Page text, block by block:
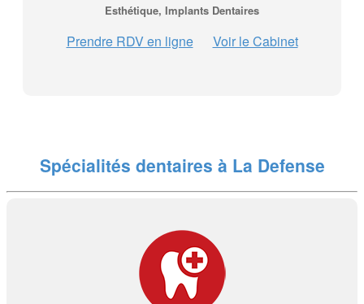
Esthétique, Implants Dentaires
Prendre RDV en ligne Voir le Cabinet
Spécialités dentaires à La Defense